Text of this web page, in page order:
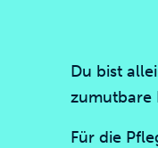
Du bist
zumutbare
Für die